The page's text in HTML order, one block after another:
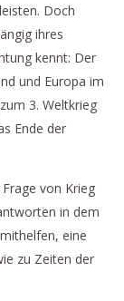
Doch
ihres
kennt: Der
und Europa im
3. Weltkrieg
Ende der
von Krieg
in dem
eine
zu Zeiten der